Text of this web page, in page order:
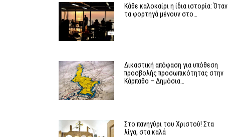
Κάθε καλοκαίρι η ίδια ιστορία: Όταν
τα φορτηγά μένουν στο…
Δικαστική απόφαση για υπόθεση
προσβολής προσωπικότητας στην
Κάρπαθο – Δημόσια…
Στο πανηγύρι του Χριστού! Στα
λίγα, στα καλά